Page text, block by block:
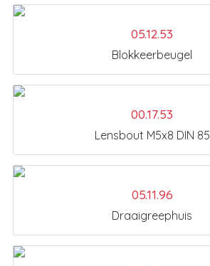
05.12.53
Blokkeerbeugel
00.17.53
Lensbout M5x8 DIN 85
05.11.96
Draaigreephuis